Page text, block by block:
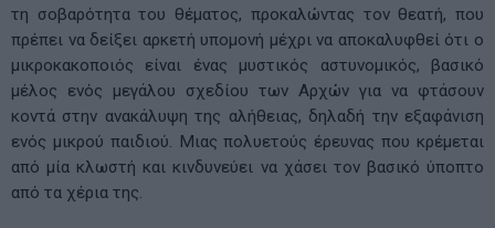
τη σοβαρότητα του θέματος, προκαλώντας τον θεατή, που
πρέπει να δείξει αρκετή υπομονή μέχρι να αποκαλυφθεί ότι ο
μικροκακοποιός είναι ένας μυστικός αστυνομικός, βασικό
μέλος ενός μεγάλου σχεδίου των Αρχών για να φτάσουν
κοντά στην ανακάλυψη της αλήθειας, δηλαδή την εξαφάνιση
ενός μικρού παιδιού. Μιας πολυετούς έρευνας που κρέμεται
από μία κλωστή και κινδυνεύει να χάσει τον βασικό ύποπτο
από τα χέρια της.